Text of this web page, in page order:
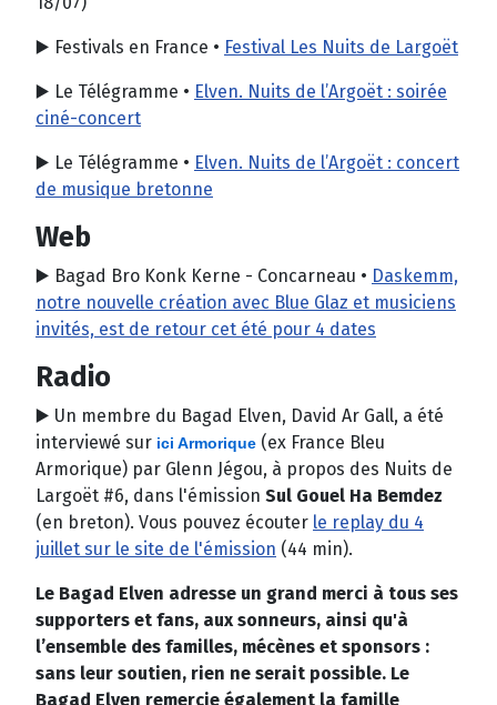
▶️ Festivals en France • Festival Les Nuits de Largoët
▶️ Le Télégramme • Elven. Nuits de l’Argoët : soirée
ciné-concert
▶️ Le Télégramme • Elven. Nuits de l’Argoët : concert
de musique bretonne
Web
▶️ Bagad Bro Konk Kerne - Concarneau • Daskemm,
notre nouvelle création avec Blue Glaz et musiciens
invités, est de retour cet été pour 4 dates
Radio
▶️ Un membre du Bagad Elven, David Ar Gall, a été
interviewé sur ici Armorique (ex France Bleu
Armorique) par Glenn Jégou, à propos des Nuits de
Largoët #6, dans l'émission Sul Gouel Ha Bemdez
(en breton). Vous pouvez écouter le replay du 4
juillet sur le site de l'émission (44 min).
Le Bagad Elven adresse un grand merci à tous ses
supporters et fans, aux sonneurs, ainsi qu'à
l’ensemble des familles, mécènes et sponsors :
sans leur soutien, rien ne serait possible. Le
Bagad Elven remercie également la famille